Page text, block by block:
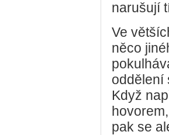
narušují
Ve
něco
oddělení
Když
pak se